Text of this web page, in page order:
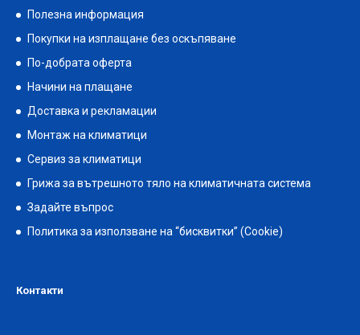
Полезна информация
Покупки на изплащане без оскъпяване
По-добрата оферта
Начини на плащане
Доставка и рекламации
Монтаж на климатици
Сервиз за климатици
Грижа за вътрешното тяло на климатичната система
Задайте въпрос
Политика за използване на “бисквитки” (Cookie)
Контакти